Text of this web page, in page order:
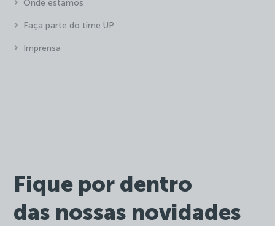
Fique por dentro
das nossas novidades
Onde estamos
Faça parte do time UP
Imprensa